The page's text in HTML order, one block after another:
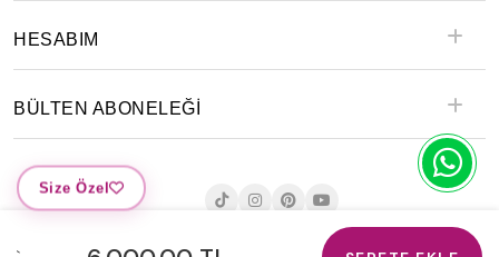
HESABIM
BÜLTEN ABONELEĞİ
Size Özel